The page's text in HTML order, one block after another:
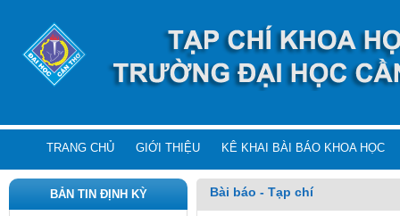
TRANG CHỦ GIỚI THIỆU KÊ KHAI BÀI BÁO KHOA HỌC
BẢN TIN ĐỊNH KỲ Bài báo - Tạp chí